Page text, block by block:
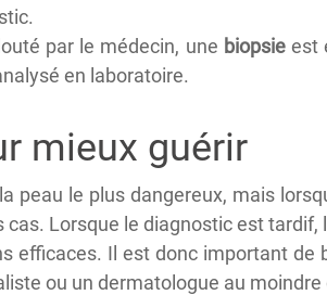
par le médecin, une biopsieest
en laboratoire.
mieux guérir
peau le plus dangereux, mais
cas. Lorsque le diagnostic est tardif,
efficaces. Il est donc important de
ou un dermatologue au moindre